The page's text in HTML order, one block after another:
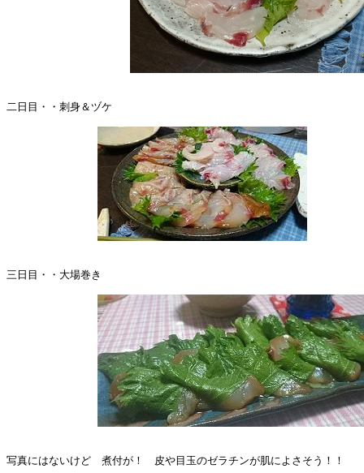
二日目・・刺身＆ヅケ
三日目・・大場巻き
写真にはないけど　煮付が！　皮や目玉のゼラチンが肌によさそう！！